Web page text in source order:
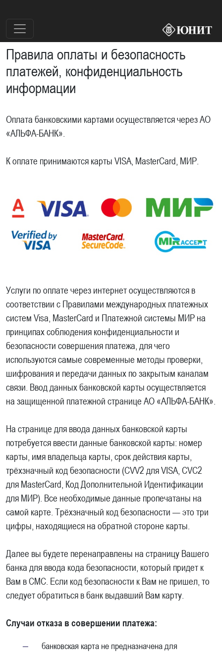
Правила оплаты и безопасность
платежей, конфиденциальность
информации
Оплата банковскими картами осуществляется через АО
«АЛЬФА-БАНК».
К оплате принимаются карты VISA, MasterCard, МИР.
Услуги по оплате через интернет осуществляются в
соответствии с Правилами международных платежных
систем Visa, MasterCard и Платежной системы МИР на
принципах соблюдения конфиденциальности и
безопасности совершения платежа, для чего
используются самые современные методы проверки,
шифрования и передачи данных по закрытым каналам
связи. Ввод данных банковской карты осуществляется
на защищенной платежной странице АО «АЛЬФА-БАНК».
На странице для ввода данных банковской карты
потребуется ввести данные банковской карты: номер
карты, имя владельца карты, срок действия карты,
трёхзначный код безопасности (CVV2 для VISA, CVC2
для MasterCard, Код Дополнительной Идентификации
для МИР). Все необходимые данные пропечатаны на
самой карте. Трёхзначный код безопасности — это три
цифры, находящиеся на обратной стороне карты.
Далее вы будете перенаправлены на страницу Вашего
банка для ввода кода безопасности, который придет к
Вам в СМС. Если код безопасности к Вам не пришел, то
следует обратиться в банк выдавший Вам карту.
Случаи отказа в совершении платежа:
банковская карта не предназначена для